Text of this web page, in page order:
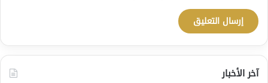
آخر الأخبار